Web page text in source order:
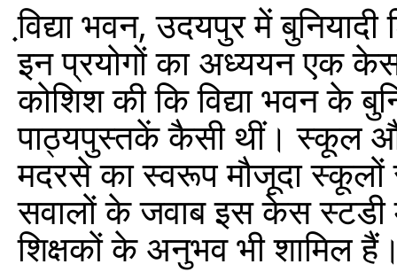
वि़द्या भवन, उदयपुर में
इन प्रयोगों का अध्ययन एक
कोशिश की कि विद्या भवन के
पाठ्यपुस्तकें कैसी थीं। स्कूल
मदरसे का स्वरूप मौजूदा
सवालों के जवाब इस केस स्टडी
शिक्षकों के अनुभव भी शामिल